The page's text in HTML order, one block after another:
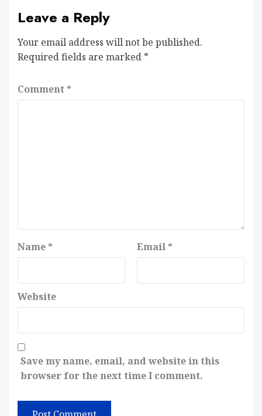
Leave a Reply
Your email address will not be published.
Required fields are marked *
Comment *
Name * Email *
Website
Save my name, email, and website in this
browser for the next time I comment.